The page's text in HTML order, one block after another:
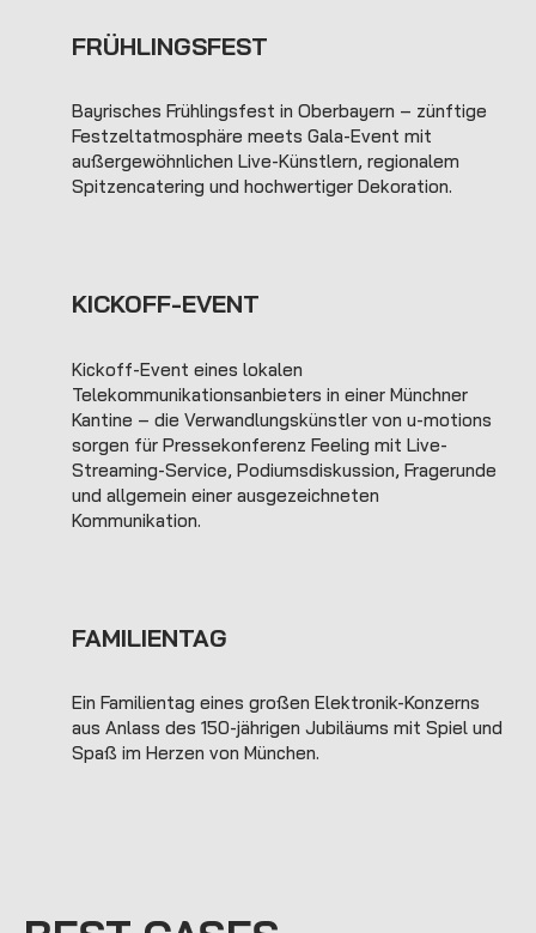
FRÜHLINGSFEST
Bayrisches Frühlingsfest in Oberbayern – zünftige
Festzeltatmosphäre meets Gala-Event mit
außergewöhnlichen Live-Künstlern, regionalem
Spitzencatering und hochwertiger Dekoration.
KICKOFF-EVENT
Kickoff-Event eines lokalen
Telekommunikationsanbieters in einer Münchner
Kantine – die Verwandlungskünstler von u-motions
sorgen für Pressekonferenz Feeling mit Live-
Streaming-Service, Podiumsdiskussion, Fragerunde
und allgemein einer ausgezeichneten
Kommunikation.
FAMILIENTAG
Ein Familientag eines großen Elektronik-Konzerns
aus Anlass des 150-jährigen Jubiläums mit Spiel und
Spaß im Herzen von München.